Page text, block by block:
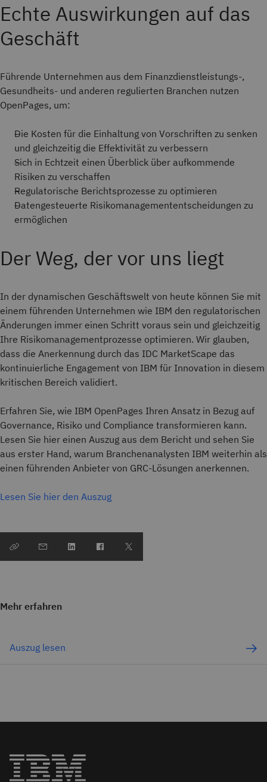
Echte Auswirkungen auf das
Geschäft
Führende Unternehmen aus dem Finanzdienstleistungs-,
Gesundheits- und anderen regulierten Branchen nutzen
OpenPages, um:
Die Kosten für die Einhaltung von Vorschriften zu senken
und gleichzeitig die Effektivität zu verbessern
Sich in Echtzeit einen Überblick über aufkommende
Risiken zu verschaffen
Regulatorische Berichtsprozesse zu optimieren
Datengesteuerte Risikomanagemententscheidungen zu
ermöglichen
Der Weg, der vor uns liegt
In der dynamischen Geschäftswelt von heute können Sie mit
einem führenden Unternehmen wie IBM den regulatorischen
Änderungen immer einen Schritt voraus sein und gleichzeitig
Ihre Risikomanagementprozesse optimieren. Wir glauben,
dass die Anerkennung durch das IDC MarketScape das
kontinuierliche Engagement von IBM für Innovation in diesem
kritischen Bereich validiert.
Erfahren Sie, wie IBM OpenPages Ihren Ansatz in Bezug auf
Governance, Risiko und Compliance transformieren kann.
Lesen Sie hier einen Auszug aus dem Bericht und sehen Sie
aus erster Hand, warum Branchenanalysten IBM weiterhin als
einen führenden Anbieter von GRC-Lösungen anerkennen.
Lesen Sie hier den Auszug
Mehr erfahren
Auszug lesen